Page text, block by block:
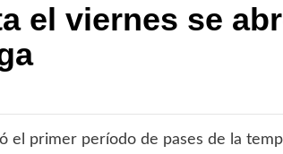
el viernes se
el primer período de pases de la